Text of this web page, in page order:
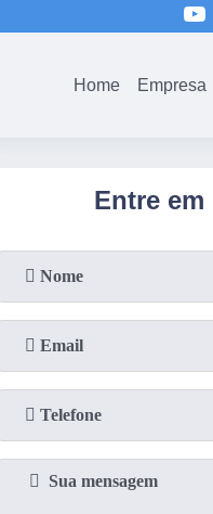
Home Empresa
Entre